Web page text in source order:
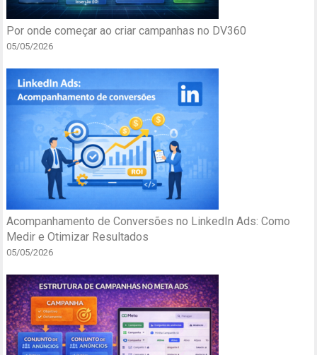
Por onde começar ao criar campanhas no DV360
05/05/2026
Acompanhamento de Conversões no LinkedIn Ads: Como
Medir e Otimizar Resultados
05/05/2026